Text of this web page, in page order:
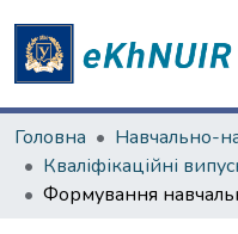
Головна